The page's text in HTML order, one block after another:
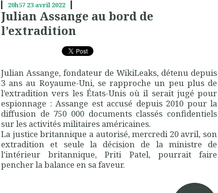
20h57 23 avril 2022
Julian Assange au bord de
l’extradition
Julian Assange, fondateur de WikiLeaks, détenu depuis
3 ans au Royaume-Uni, se rapproche un peu plus de
l’extradition vers les États-Unis où il serait jugé pour
espionnage : Assange est accusé depuis 2010 pour la
diffusion de 750 000 documents classés confidentiels
sur les activités militaires américaines.
La justice britannique a autorisé, mercredi 20 avril, son
extradition et seule la décision de la ministre de
l’intérieur britannique, Priti Patel, pourrait faire
pencher la balance en sa faveur.